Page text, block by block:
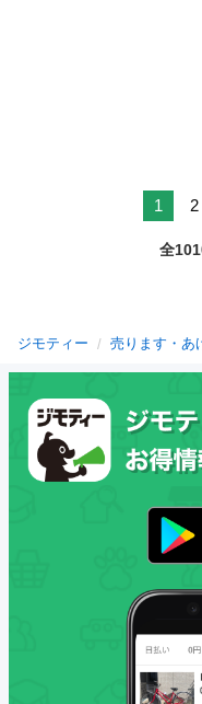
1 2
全
ジモティー 売ります・あ